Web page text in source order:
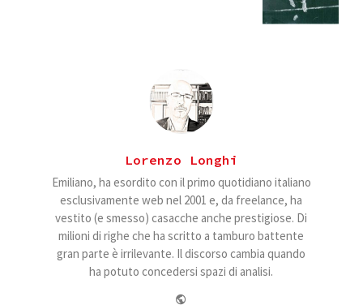
Lorenzo Longhi
Emiliano, ha esordito con il primo quotidiano italiano
esclusivamente web nel 2001 e, da freelance, ha
vestito (e smesso) casacche anche prestigiose. Di
milioni di righe che ha scritto a tamburo battente
gran parte è irrilevante. Il discorso cambia quando
ha potuto concedersi spazi di analisi.